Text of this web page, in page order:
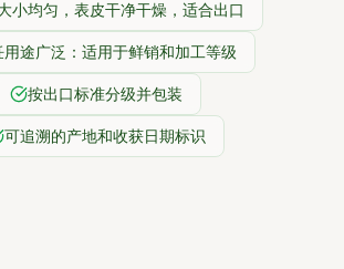
小均匀，表皮干净干燥，适合出口
用途广泛：适用于鲜销和加工等级
按出口标准分级并包装
可追溯的产地和收获日期标识